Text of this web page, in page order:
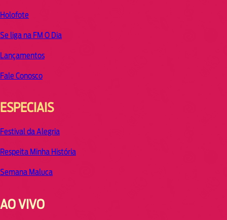
Holofote
Se liga na FM O Dia
Lançamentos
Fale Conosco
ESPECIAIS
Festival da Alegria
Respeita Minha História
Semana Maluca
AO VIVO